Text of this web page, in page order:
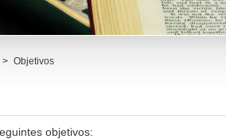
> Objetivos
objetivos: